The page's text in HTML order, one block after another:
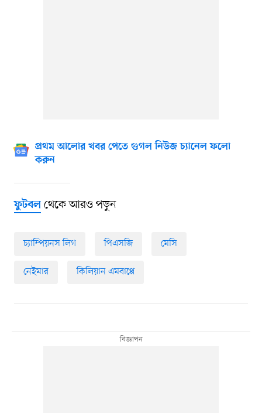
প্রথম আলোর খবর পেতে গুগল নিউজ চ্যানেল ফলো
করুন
ফুটবলথেকে আরও পড়ুন
চ্যাম্পিয়নস লিগ পিএসজি মেসি
নেইমার কিলিয়ান এমবাপ্পে